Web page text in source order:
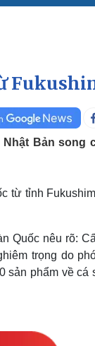
Infographic
Ô tô - Xe
Tư vấn
Giải trí
Nghệ sĩ
Thời trang
Bản song
từ tỉnh
Quốc nêu rõ:
trọng do
sản phẩm về cá